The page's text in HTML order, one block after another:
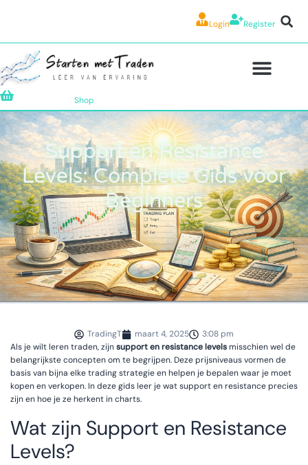
Login Register
Shop
Support en Resistance
Levels: Complete Gids voor
Beginners
TradingT maart 4, 2025
3:08 pm
Als je wilt leren traden, zijnsupport en resistance levelsmisschien wel de
belangrijkste concepten om te begrijpen. Deze prijsniveaus vormen de
basis van bijna elke trading strategie en helpen je bepalen waar je moet
kopen en verkopen. In deze gids leer je wat support en resistance precies
zijn en hoe je ze herkent in charts.
Wat zijn Support en Resistance
Levels?